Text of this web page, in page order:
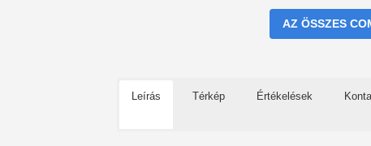
AZ ÖSSZES
Leírás Térkép Értékelések